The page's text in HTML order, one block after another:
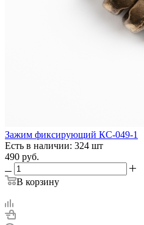
Зажим фиксирующий КС-049-1
Есть в наличии: 324 шт
490 руб.
В корзину